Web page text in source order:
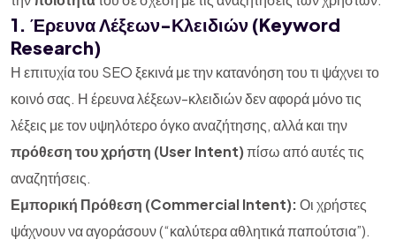
1. Έρευνα Λέξεων-Κλειδιών (Keyword
Research)
Η επιτυχία του SEO ξεκινά με την κατανόηση του τι ψάχνει το
κοινό σας. Η έρευνα λέξεων-κλειδιών δεν αφορά μόνο τις
λέξεις με τον υψηλότερο όγκο αναζήτησης, αλλά και την
πρόθεση του χρήστη (User Intent)πίσω από αυτές τις
αναζητήσεις.
Εμπορική Πρόθεση (Commercial Intent):Οι χρήστες
ψάχνουν να αγοράσουν (“καλύτερα αθλητικά παπούτσια”).